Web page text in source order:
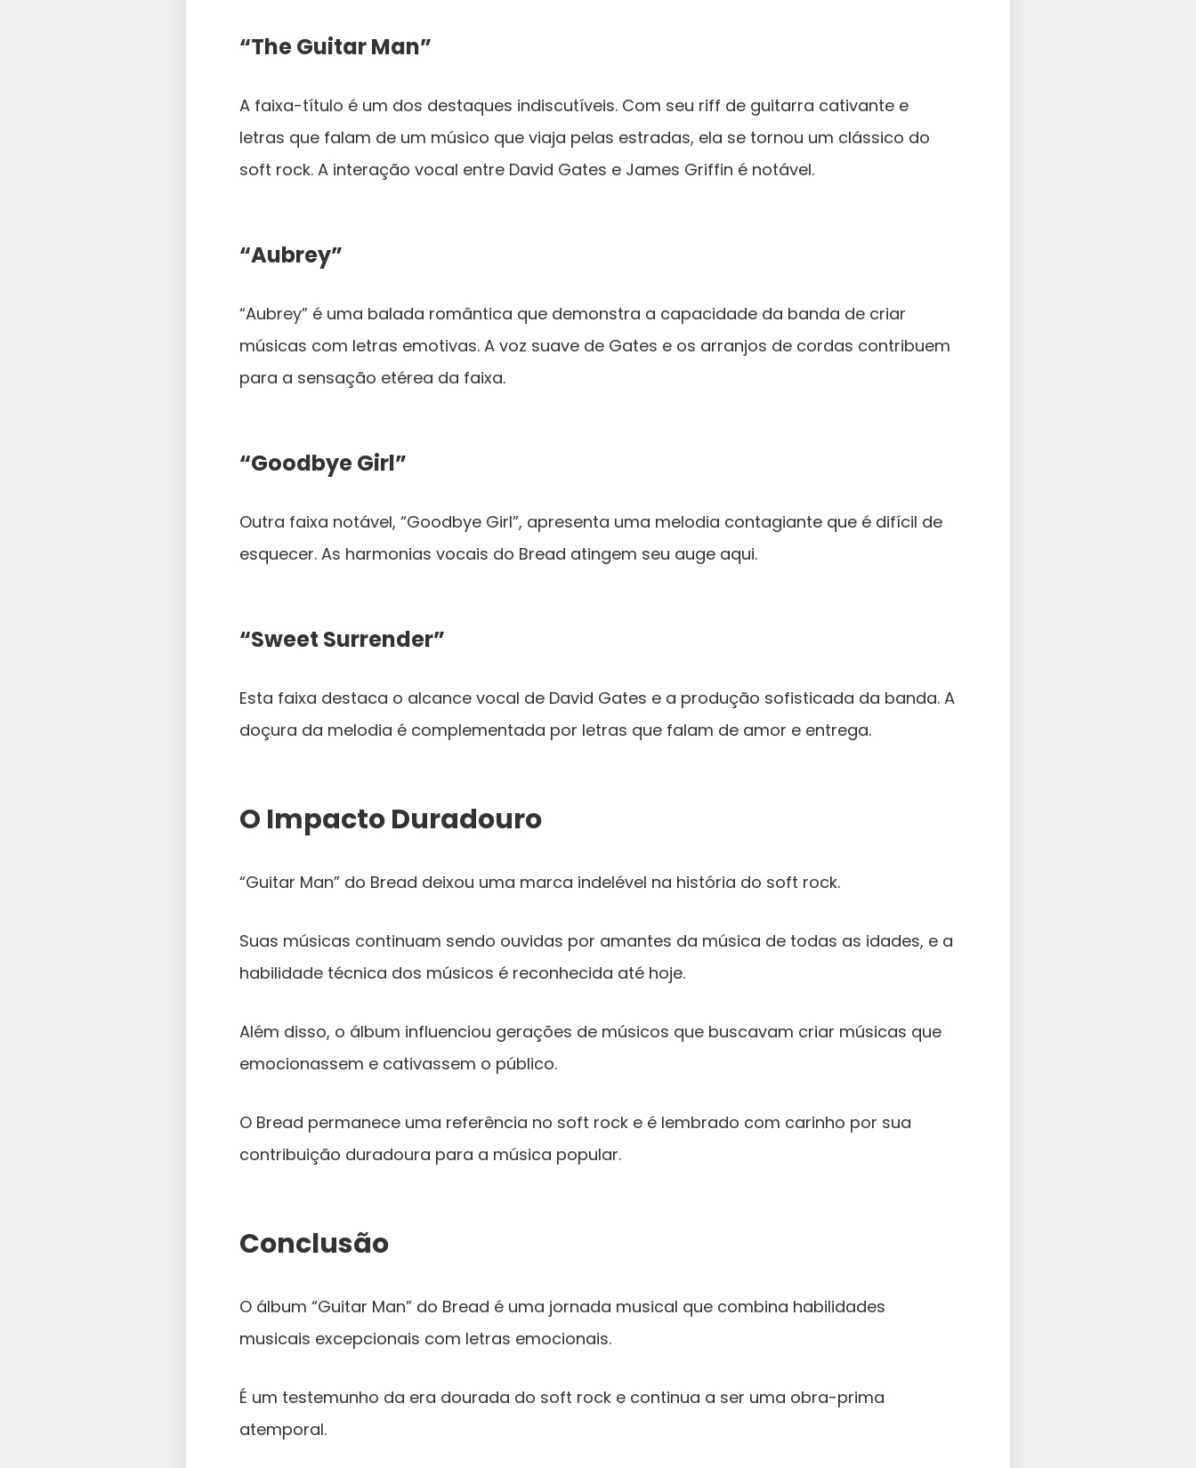
“The Guitar Man”
A faixa-título é um dos destaques indiscutíveis. Com seu riff de guitarra cativante e
letras que falam de um músico que viaja pelas estradas, ela se tornou um clássico do
soft rock. A interação vocal entre David Gates e James Griffin é notável.
“Aubrey”
“Aubrey” é uma balada romântica que demonstra a capacidade da banda de criar
músicas com letras emotivas. A voz suave de Gates e os arranjos de cordas contribuem
para a sensação etérea da faixa.
“Goodbye Girl”
Outra faixa notável, “Goodbye Girl”, apresenta uma melodia contagiante que é difícil de
esquecer. As harmonias vocais do Bread atingem seu auge aqui.
“Sweet Surrender”
Esta faixa destaca o alcance vocal de David Gates e a produção sofisticada da banda. A
doçura da melodia é complementada por letras que falam de amor e entrega.
O Impacto Duradouro
“Guitar Man” do Bread deixou uma marca indelével na história do soft rock.
Suas músicas continuam sendo ouvidas por amantes da música de todas as idades, e a
habilidade técnica dos músicos é reconhecida até hoje.
Além disso, o álbum influenciou gerações de músicos que buscavam criar músicas que
emocionassem e cativassem o público.
O Bread permanece uma referência no soft rock e é lembrado com carinho por sua
contribuição duradoura para a música popular.
Conclusão
O álbum “Guitar Man” do Bread é uma jornada musical que combina habilidades
musicais excepcionais com letras emocionais.
É um testemunho da era dourada do soft rock e continua a ser uma obra-prima
atemporal.